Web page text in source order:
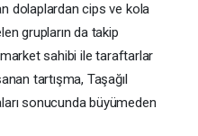
dolaplardan cips ve kola
grupların da takip
sahibi ile taraftarlar
tartışma, Taşağıl
sonucunda büyümeden